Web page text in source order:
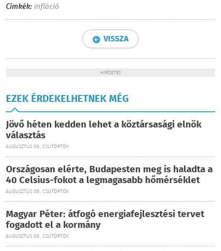
Címkék: infláció
VISSZA
HIRDETÉS
EZEK ÉRDEKELHETNEK MÉG
Jövő héten kedden lehet a köztársasági elnök
választás
AUGUSZTUS 06., CSÜTÖRTÖK
Országosan elérte, Budapesten meg is haladta a
40 Celsius-fokot a legmagasabb hőmérséklet
AUGUSZTUS 06., CSÜTÖRTÖK
Magyar Péter: átfogó energiafejlesztési tervet
fogadott el a kormány
AUGUSZTUS 06., CSÜTÖRTÖK